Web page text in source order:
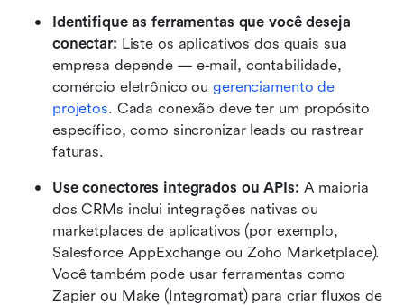
Identifique as ferramentas que você deseja
conectar: Liste os aplicativos dos quais sua
empresa depende — e-mail, contabilidade,
comércio eletrônico ou gerenciamento de
projetos. Cada conexão deve ter um propósito
específico, como sincronizar leads ou rastrear
faturas.
Use conectores integrados ou APIs: A maioria
dos CRMs inclui integrações nativas ou
marketplaces de aplicativos (por exemplo,
Salesforce AppExchange ou Zoho Marketplace).
Você também pode usar ferramentas como
Zapier ou Make (Integromat) para criar fluxos de